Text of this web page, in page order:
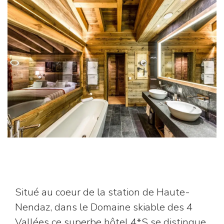
Situé au coeur de la station de Haute-
Nendaz, dans le Domaine skiable des 4